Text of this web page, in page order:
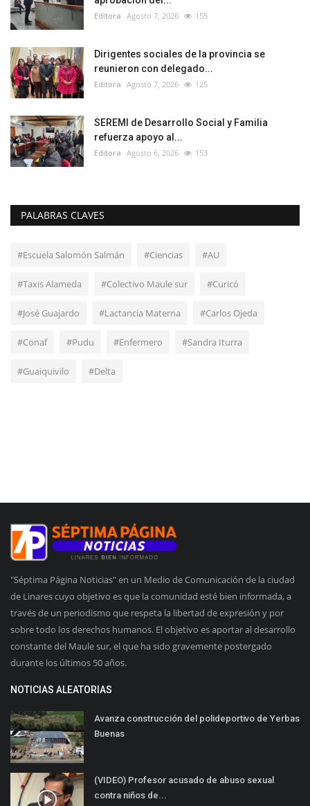
Editora Agosto 7, 2026 155
Dirigentes sociales de la provincia se
reunieron con delegado...
Editora Agosto 7, 2026 125
SEREMI de Desarrollo Social y Familia
refuerza apoyo al...
Editora Agosto 6, 2026 153
PALABRAS CLAVES
#Escuela Salomón Salmán #Ciencias #AU
#Taxis Alameda #Colectivo Maule sur #Curicó
#José Guajardo #Lactancia Materna #Carlos Ojeda
#Conaf #Pudu #Enfermero #Sandra Iturra
#Guaiquivilo #Delta
"Séptima Página Noticias" en un Medio de Comunicación de la ciudad
de Linares cuyo objetivo es que la comunidad esté bien informada, a
través de un periodismo que respeta la libertad de expresión y por
sobre todo los derechos humanos. El objetivo es aportar al desarrollo
constante del Maule sur, el que ha sido gravemente postergado
durante los últimos 50 años.
NOTICIAS ALEATORIAS
Avanza construcción del polideportivo de Yerbas
Buenas
(VIDEO) Profesor acusado de abuso sexual
contra niños de...